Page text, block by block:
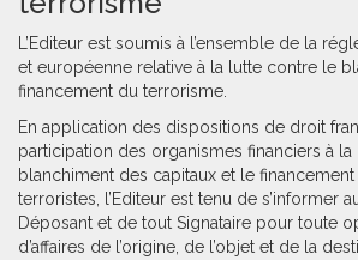
L’Editeur est soumis à l’ensemble de la
et européenne relative à la lutte contre le
financement du terrorisme.
En application des dispositions de droit
participation des organismes financiers à
blanchiment des capitaux et le financement
terroristes, l’Editeur est tenu de s’informer
Déposant et de tout Signataire pour toute
d’affaires de l’origine, de l’objet et de la